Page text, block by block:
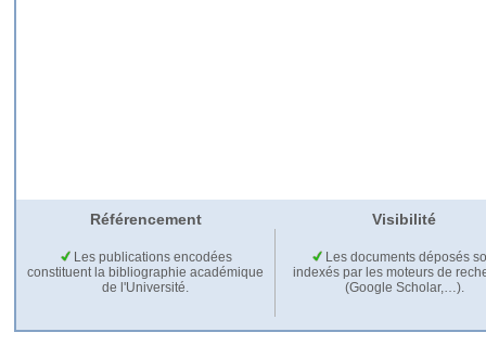
Référencement Visibilité
Les publications encodées
constituent la bibliographie académique
de l'Université.
Les documents déposés
indexés par les moteurs de
(Google Scholar,…).